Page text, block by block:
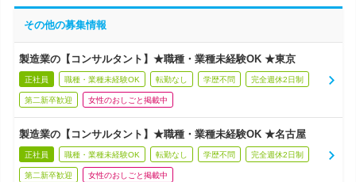
その他の募集情報
製造業の【コンサルタント】★職種・業種未経験OK ★東京
正社員 職種・業種未経験OK 転勤なし 学歴不問 完全週休2日制
第二新卒歓迎 女性のおしごと掲載中
製造業の【コンサルタント】★職種・業種未経験OK ★名古屋
正社員 職種・業種未経験OK 転勤なし 学歴不問 完全週休2日制
第二新卒歓迎 女性のおしごと掲載中